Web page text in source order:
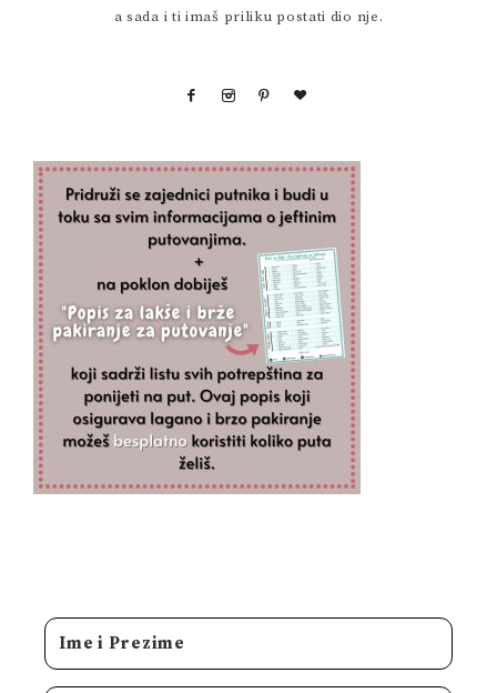
a sada i ti imaš priliku postati dio nje.